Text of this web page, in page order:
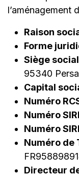
l’aménagement
Raison
Forme
Siège social
95340
Capital
Numéro
Numéro
Numéro
Numéro de
Directeur